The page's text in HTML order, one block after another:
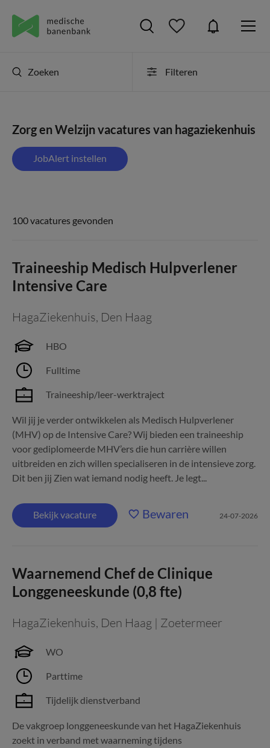
Zoeken Filteren
Zorg en Welzijn vacatures van hagaziekenhuis
JobAlert instellen
100 vacatures gevonden
Traineeship Medisch Hulpverlener
Intensive Care
HagaZiekenhuis, Den Haag
HBO
Fulltime
Traineeship/leer-werktraject
Wil jij je verder ontwikkelen als Medisch Hulpverlener
(MHV) op de Intensive Care? Wij bieden een traineeship
voor gediplomeerde MHV’ers die hun carrière willen
uitbreiden en zich willen specialiseren in de intensieve zorg.
Dit ben jij Zien wat iemand nodig heeft. Je legt...
Bekijk vacature Bewaren 24-07-2026
Waarnemend Chef de Clinique
Longgeneeskunde (0,8 fte)
HagaZiekenhuis, Den Haag | Zoetermeer
WO
Parttime
Tijdelijk dienstverband
De vakgroep longgeneeskunde van het HagaZiekenhuis
zoekt in verband met waarneming tijdens